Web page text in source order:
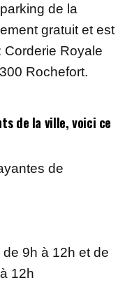
de la
gratuit et est
Corderie Royale
Rochefort.
de la ville, voici ce
de
9h à 12h et de
12h